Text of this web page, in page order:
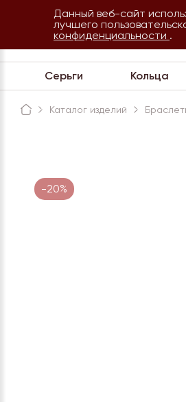
Сочи
8 800
Обратная
Серьги Кольца
Каталог изделий
-20%
Данный веб-сайт
лучшего
конфиденциальности .